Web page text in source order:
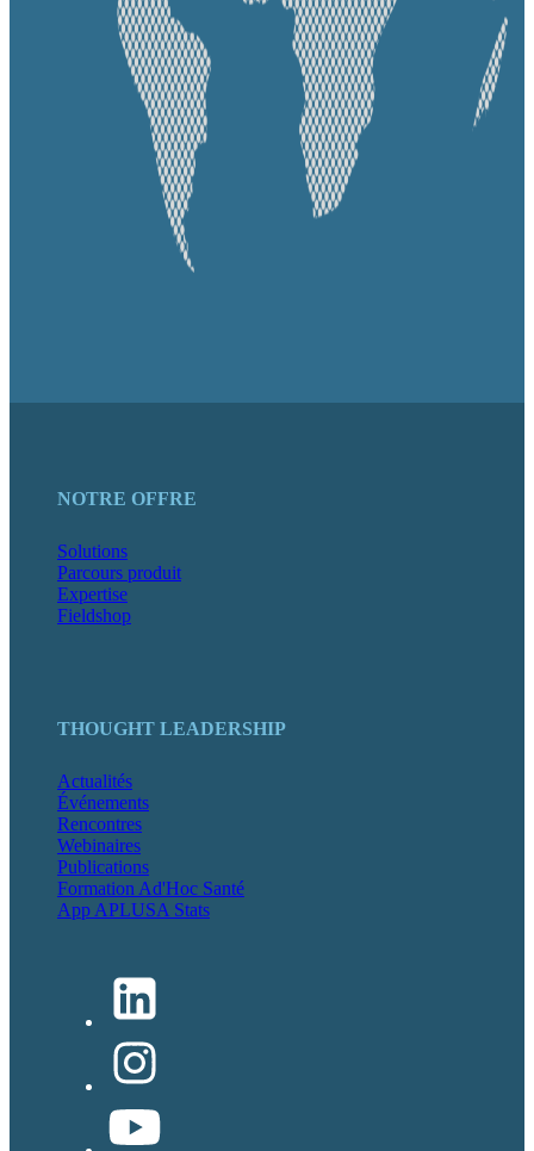
NOTRE OFFRE
Solutions
Parcours produit
Expertise
Fieldshop
THOUGHT LEADERSHIP
Actualités
Événements
Rencontres
Webinaires
Publications
Formation Ad'Hoc Santé
App APLUSA Stats